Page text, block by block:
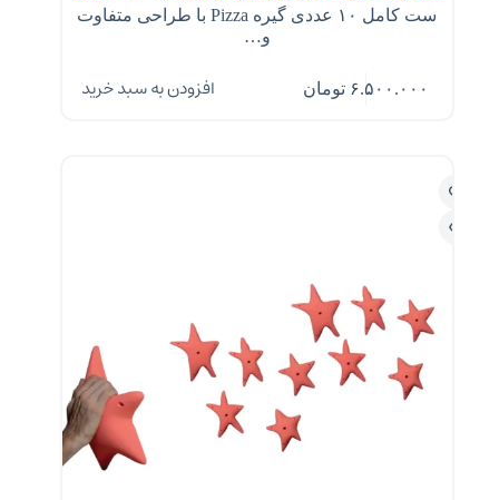
ست کامل ۱۰ عددی گیره Pizza با طراحی متفاوت
و…
۶.۵۰۰.۰۰۰ تومان افزودن به سبد خرید